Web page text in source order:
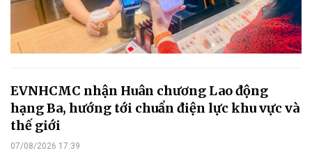
EVNHCMC nhận Huân chương Lao động
hạng Ba, hướng tới chuẩn điện lực khu vực và
thế giới
07/08/2026 17:39